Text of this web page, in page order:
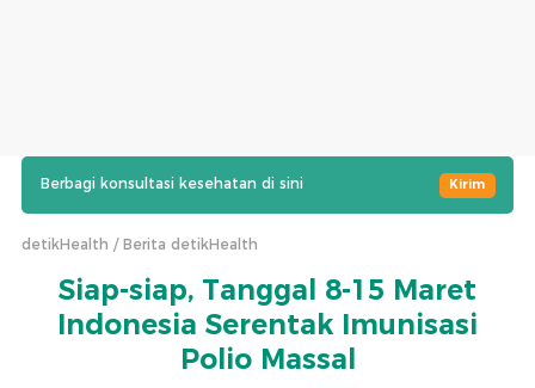
Berbagi konsultasi kesehatan di sini Kirim
detikHealth Berita detikHealth
Siap-siap, Tanggal 8-15 Maret
Indonesia Serentak Imunisasi
Polio Massal